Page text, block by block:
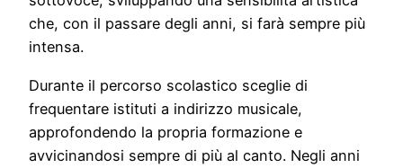
che, con il passare degli anni, si farà sempre più
intensa.
Durante il percorso scolastico sceglie di
frequentare istituti a indirizzo musicale,
approfondendo la propria formazione e
avvicinandosi sempre di più al canto. Negli anni